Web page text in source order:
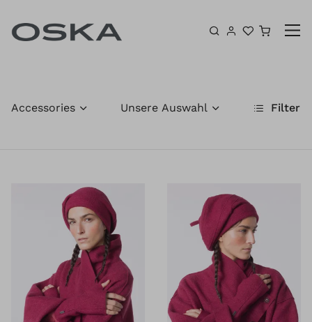
Accessories Filter
Unsere Auswahl